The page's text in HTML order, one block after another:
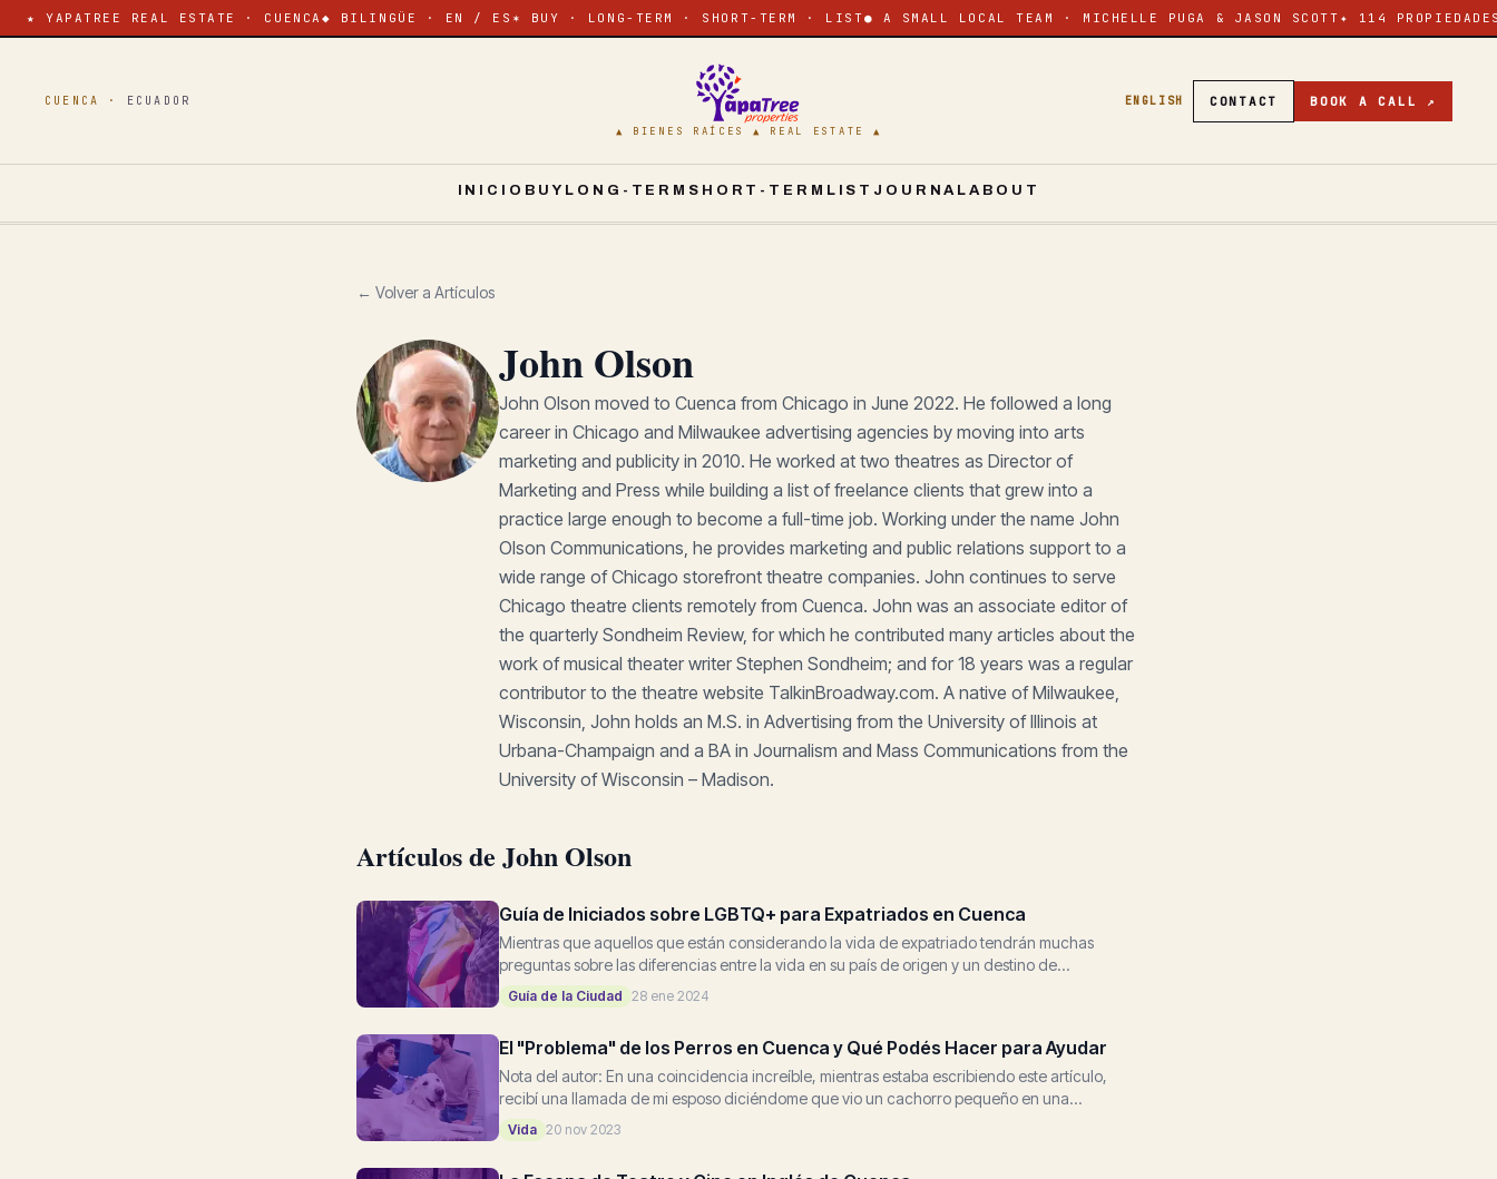
★ YAPATREE REAL ESTATE · CUENCA ◆ BILINGÜE · EN / ES ✶ BUY · LONG-TERM · SHORT-TERM · LIST● A SMALL LOCAL TEAM · MICHELLE PUGA & JASON SCOTT ✦ 114
CUENCA · ECUADOR
▲ BIENES RAÍCES ▲ REAL ESTATE ▲
ENGLISH CONTACT BOOK A CALL ↗
INICIO BUY LONG-TERM SHORT-TERM LIST JOURNALABOUT
← Volver a Artículos
John Olson
John Olson moved to Cuenca from Chicago in June 2022. He followed a long
career in Chicago and Milwaukee advertising agencies by moving into arts
marketing and publicity in 2010. He worked at two theatres as Director of
Marketing and Press while building a list of freelance clients that grew into a
practice large enough to become a full-time job. Working under the name John
Olson Communications, he provides marketing and public relations support to a
wide range of Chicago storefront theatre companies. John continues to serve
Chicago theatre clients remotely from Cuenca. John was an associate editor of
the quarterly Sondheim Review, for which he contributed many articles about the
work of musical theater writer Stephen Sondheim; and for 18 years was a regular
contributor to the theatre website TalkinBroadway.com. A native of Milwaukee,
Wisconsin, John holds an M.S. in Advertising from the University of Illinois at
Urbana-Champaign and a BA in Journalism and Mass Communications from the
University of Wisconsin – Madison.
Artículos de John Olson
Guía de Iniciados sobre LGBTQ+ para Expatriados en Cuenca
Mientras que aquellos que están considerando la vida de expatriado tendrán muchas
preguntas sobre las diferencias entre la vida en su país de origen y un destino de
expatriados popular como...
Guía de la Ciudad 28 ene 2024
El "Problema" de los Perros en Cuenca y Qué Podés Hacer para Ayudar
Nota del autor: En una coincidencia increíble, mientras estaba escribiendo este artículo,
recibí una llamada de mi esposo diciéndome que vio un cachorro pequeño en una
improvisada...
Vida 20 nov 2023